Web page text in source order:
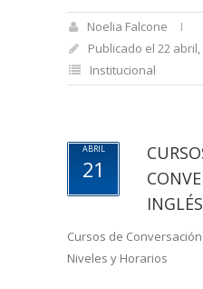
Noelia Falcone
Publicado el 22 abril,
Institucional
ABRIL
21
INGLÉS
Cursos de
Niveles y Horarios